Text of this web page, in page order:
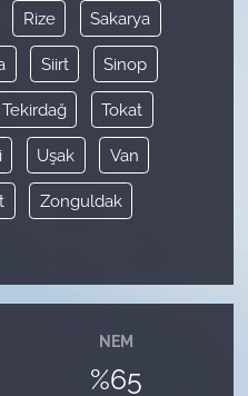
Rize Sakarya
Siirt Sinop
Tekirdağ Tokat
Uşak Van
Zonguldak
NEM
%65